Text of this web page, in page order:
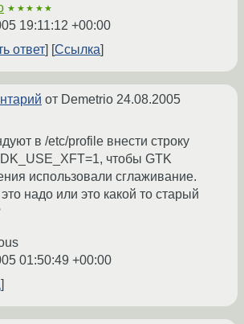
★★★★★
19:11:12 +00:00
ответ
Ссылка
от Demetrio 24.08.2005
в /etc/profile внести строку
чтобы GTK
использовали сглаживание.
надо или это какой то старый
01:50:49 +00:00